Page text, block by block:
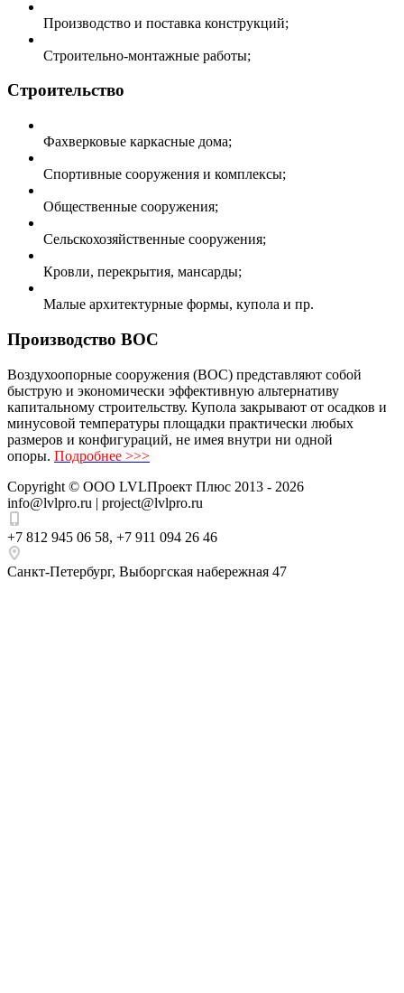
Производство и поставка конструкций;
Строительно-монтажные работы;
Строительство
Фахверковые каркасные дома;
Спортивные сооружения и комплексы;
Общественные сооружения;
Сельскохозяйственные сооружения;
Кровли, перекрытия, мансарды;
Малые архитектурные формы, купола и пр.
Производство ВОС
Воздухоопорные сооружения (ВОС) представляют собой
быструю и экономически эффективную альтернативу
капитальному строительству. Купола закрывают от осадков и
минусовой температуры площадки практически любых
размеров и конфигураций, не имея внутри ни одной
опоры. Подробнее >>>
Copyright © ООО LVLПроект Плюс 2013 - 2026
info@lvlpro.ru | project@lvlpro.ru
+7 812 945 06 58, +7 911 094 26 46
Санкт-Петербург, Выборгская набережная 47